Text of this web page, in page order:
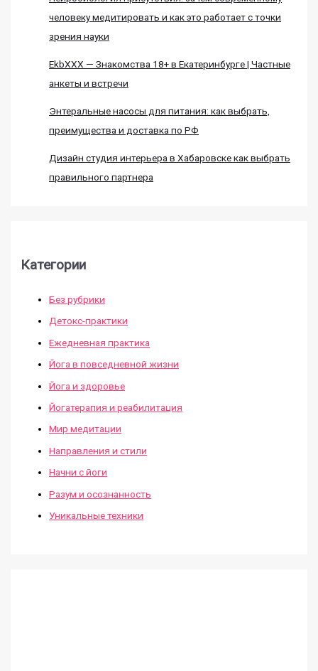
человеку медитировать и как это работает с точки
зрения науки
EkbXXX — Знакомства 18+ в Екатеринбурге | Частные
анкеты и встречи
Энтеральные насосы для питания: как выбрать,
преимущества и доставка по РФ
Дизайн студия интерьера в Хабаровске как выбрать
правильного партнера
Категории
Без рубрики
Детокс-практики
Ежедневная практика
Йога в повседневной жизни
Йога и здоровье
Йогатерапия и реабилитация
Мир медитации
Направления и стили
Начни с йоги
Разум и осознанность
Уникальные техники